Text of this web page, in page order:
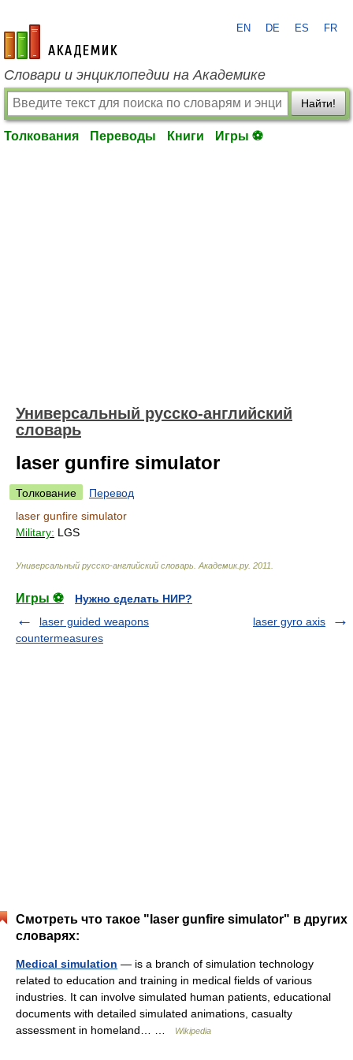
academic.ru
EN DE ES FR
Словари и энциклопедии на Академике
Найти!
Толкования Переводы Книги Игры ⚽
Универсальный русско-английский
словарь
laser gunfire simulator
Толкование
Перевод
laser gunfire simulator
Military: LGS
Универсальный русско-английский словарь Академик.ру. 2011
Игры ⚽
Нужно сделать НИР?
laser guided weapons
countermeasures
laser gyro axis
Смотреть что такое "laser gunfire simulator" в других
словарях:
Medical simulation — is a branch of simulation technology
related to education and training in medical fields of various
industries. It can involve simulated human patients, educational
documents with detailed simulated animations, casualty
assessment in homeland… …
Wikipedia